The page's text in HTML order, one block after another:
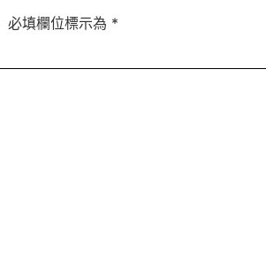
必填欄位標示為 *